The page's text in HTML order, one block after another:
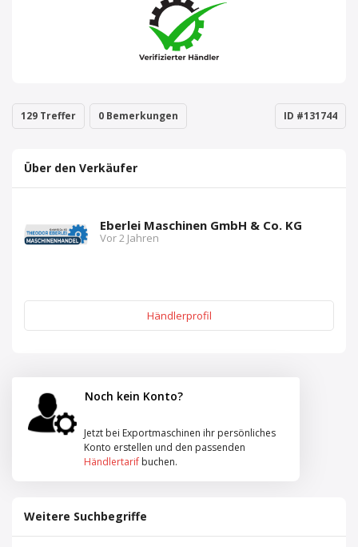
129 Treffer 0 Bemerkungen ID #131744
Über den Verkäufer
Eberlei Maschinen GmbH & Co. KG
Vor 2 Jahren
Händlerprofil
Noch kein Konto?
Jetzt bei Exportmaschinen ihr persönliches
Konto erstellen und den passenden
Händlertarif buchen.
Weitere Suchbegriffe